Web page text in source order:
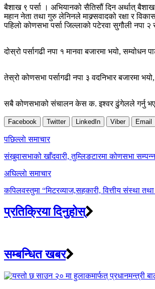
बैशाख ९ पर्सा । अभियानको सैतिसौं दिन अर्थात् बैशाख
महान नेता तथा गुरु लेनिनले माक्र्सवादको रक्षा र
पहिलो कोणसभा पर्सा जिल्लाको पटेरवा सुगौली नपा
दोस्रो पर्सागढी नपा १ मानवा बजारमा भयो, सम्वोधन
तेस्रो कोणसभा पर्सागढी नपा ३ वदनिभार बजारमा
सबै कोणसभाको संचालन केस क. इश्वर ढुंगेलले गर्नु
Facebook Twitter LinkedIn Viber Email
Post
navigation
पछिल्लाे समाचार
संखुवासभाको खाँदवारी, तुम्लिङटारमा कोणसभा सम्पन्न
अघिल्लाे समाचार
कपिलवस्तुमा “मिटरव्याज,सहकारी, वित्तीय संस्था
प्रतिक्रिया दिनुहोस्
सम्बन्धित खबर